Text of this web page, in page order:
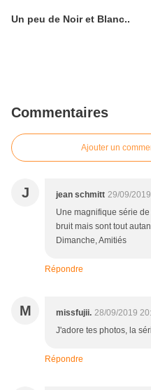
Un peu de Noir et Blanc..
Commentaires
Ajouter un
J jean schmitt 29/09/
Une magnifique série
bruit mais sont tout
Dimanche, Amitiés
Répondre
M missfujii. 28/09/2019
J'adore tes photos, la
Répondre